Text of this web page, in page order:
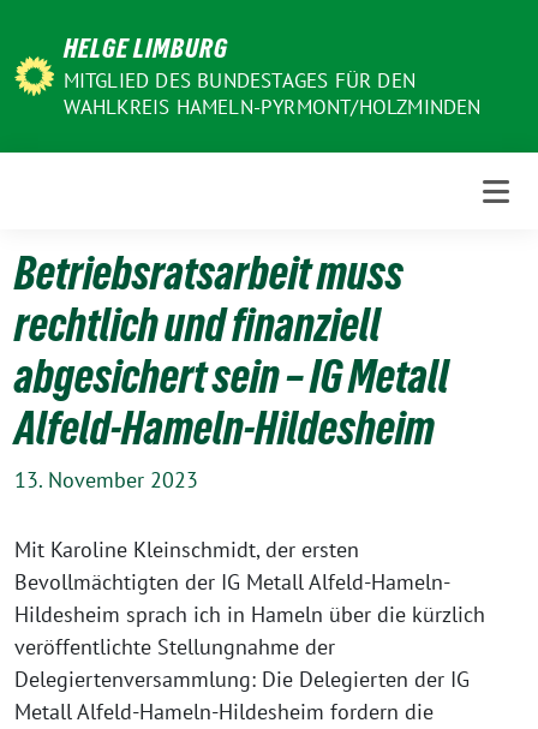
Inhalt
HELGE LIMBURG
MITGLIED DES BUNDESTAGES FÜR DEN
WAHLKREIS HAMELN-PYRMONT/HOLZMINDEN
Betriebsratsarbeit muss
rechtlich und finanziell
abgesichert sein – IG Metall
Alfeld-Hameln-Hildesheim
13. November 2023
Mit Karoline Kleinschmidt, der ersten
Bevollmächtigten der IG Metall Alfeld-Hameln-
Hildesheim sprach ich in Hameln über die kürzlich
veröffentlichte Stellungnahme der
Delegiertenversammlung: Die Delegierten der IG
Metall Alfeld-Hameln-Hildesheim fordern die